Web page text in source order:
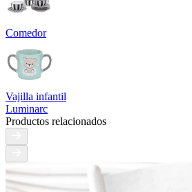
Comedor
Vajilla infantil
Luminarc
Productos relacionados